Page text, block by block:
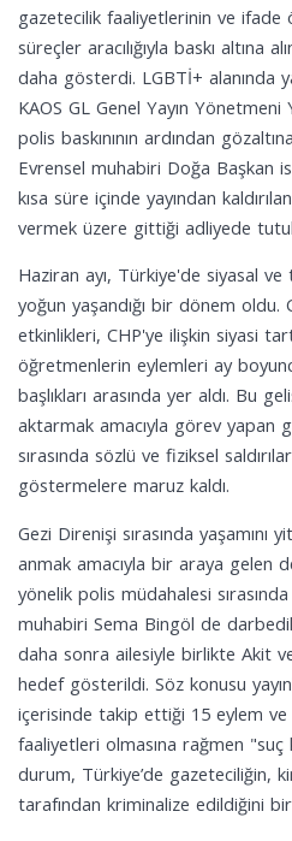
gazetecilik faaliyetlerinin ve ifade
süreçler aracılığıyla baskı altına
daha gösterdi. LGBTİ+ alanında
KAOS GL Genel Yayın Yönetmeni
polis baskınının ardından
Evrensel muhabiri Doğa Başkan
kısa süre içinde yayından
vermek üzere gittiği adliyede
Haziran ayı, Türkiye'de siyasal
yoğun yaşandığı bir dönem oldu.
etkinlikleri, CHP'ye ilişkin siyasi
öğretmenlerin eylemleri ay
başlıkları arasında yer aldı. Bu
aktarmak amacıyla görev yapan
sırasında sözlü ve fiziksel
göstermelere maruz kaldı.
Gezi Direnişi sırasında yaşamını
anmak amacıyla bir araya gelen
yönelik polis müdahalesi
muhabiri Sema Bingöl de
daha sonra ailesiyle birlikte Akit
hedef gösterildi. Söz konusu
içerisinde takip ettiği 15 eylem
faaliyetleri olmasına rağmen "suç
durum, Türkiye’de gazeteciliğin,
tarafından kriminalize edildiğini